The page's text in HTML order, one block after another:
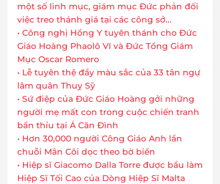
một số linh mục, giám mục Đức phản đối
việc treo thánh giá tại các công sở...
• Công nghị Hồng Y tuyên thánh cho Đức
Giáo Hoàng Phaolô VI và Đức Tổng Giám
Mục Oscar Romero
• Lễ tuyên thệ đầy màu sắc của 33 tân ngự
lâm quân Thuỵ Sỹ
• Sứ điệp của Đức Giáo Hoàng gởi những
người mẹ mất con trong cuộc chiến tranh
bẩn thỉu tại Á Căn Đình
• Hơn 30,000 người Công Giáo Anh lần
chuỗi Mân Côi dọc theo bờ biển
• Hiệp sĩ Giacomo Dalla Torre được bầu làm
Hiệp Sĩ Tối Cao của Dòng Hiệp Sĩ Malta